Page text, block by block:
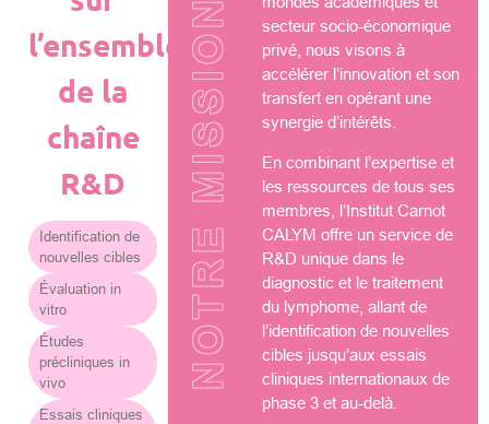
l’ensemble
de la
chaîne
R&D
Identification de
nouvelles cibles
Évaluation in
vitro
Études
précliniques in
vivo
Essais cliniques
NOTRE MISSION
secteur socio-économique
privé, nous visons à
accélérer l’innovation et son
transfert en opérant une
synergie d’intérêts.
En combinant l’expertise et
les ressources de tous ses
membres, l’Institut Carnot
CALYM offre un service de
R&D unique dans le
diagnostic et le traitement
du lymphome, allant de
l’identification de nouvelles
cibles jusqu’aux essais
cliniques internationaux de
phase 3 et au-delà.